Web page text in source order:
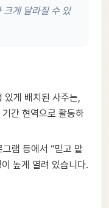
크게 달라질 수 있
있게 배치된 사주는,
간 현역으로 활동하
그램 등에서 “믿고 맡
높게 열려 있습니다.